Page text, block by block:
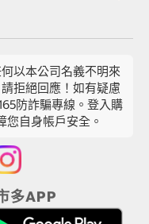
以本公司名義不明來
拒絕回應！如有疑慮
防詐騙專線。登入購
您自身帳戶安全。
多APP